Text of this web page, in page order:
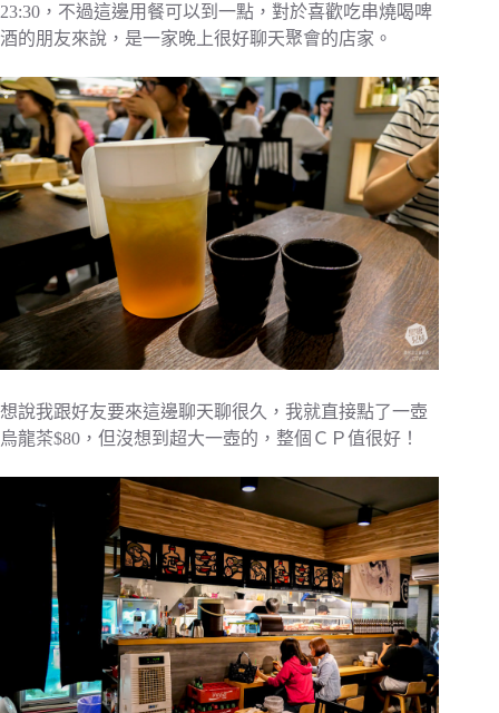
23:30，不過這邊用餐可以到一點，對於喜歡吃串燒喝啤
酒的朋友來說，是一家晚上很好聊天聚會的店家。
想說我跟好友要來這邊聊天聊很久，我就直接點了一壺
烏龍茶$80，但沒想到超大一壺的，整個ＣＰ值很好！